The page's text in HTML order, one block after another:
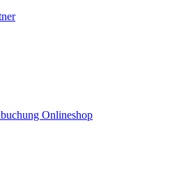
Onlineshop